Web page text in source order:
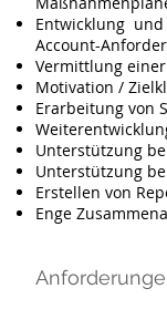
Entwicklung
Account-
Vermittlung
Motivation /
Erarbeitung von
Unterstützung
Unterstützung
Erstellen von
Enge